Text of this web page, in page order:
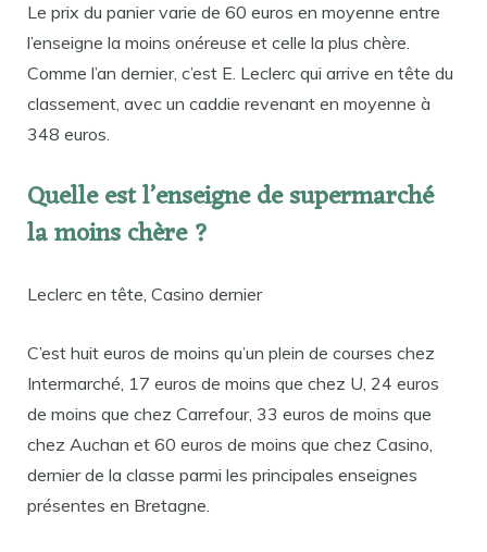
Le prix du panier varie de 60 euros en moyenne entre
l’enseigne la moins onéreuse et celle la plus chère.
Comme l’an dernier, c’est E. Leclerc qui arrive en tête du
classement, avec un caddie revenant en moyenne à
348 euros.
Quelle est l’enseigne de supermarché
la moins chère ?
Leclerc en tête, Casino dernier
C’est huit euros de moins qu’un plein de courses chez
Intermarché, 17 euros de moins que chez U, 24 euros
de moins que chez Carrefour, 33 euros de moins que
chez Auchan et 60 euros de moins que chez Casino,
dernier de la classe parmi les principales enseignes
présentes en Bretagne.